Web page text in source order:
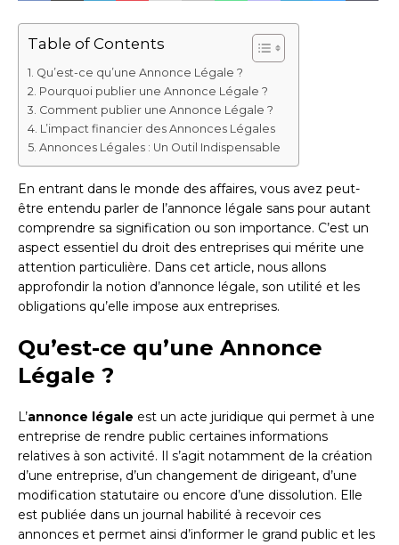
Table of Contents
Qu’est-ce qu’une Annonce Légale ?
Pourquoi publier une Annonce Légale ?
Comment publier une Annonce Légale ?
L’impact financier des Annonces Légales
Annonces Légales : Un Outil Indispensable
En entrant dans le monde des affaires, vous avez peut-
être entendu parler de l’annonce légale sans pour autant
comprendre sa signification ou son importance. C’est un
aspect essentiel du droit des entreprises qui mérite une
attention particulière. Dans cet article, nous allons
approfondir la notion d’annonce légale, son utilité et les
obligations qu’elle impose aux entreprises.
Qu’est-ce qu’une Annonce
Légale ?
L’annonce légale est un acte juridique qui permet à une
entreprise de rendre public certaines informations
relatives à son activité. Il s’agit notamment de la création
d’une entreprise, d’un changement de dirigeant, d’une
modification statutaire ou encore d’une dissolution. Elle
est publiée dans un journal habilité à recevoir ces
annonces et permet ainsi d’informer le grand public et les